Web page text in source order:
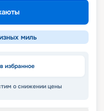
миль
избранное
о снижении цены